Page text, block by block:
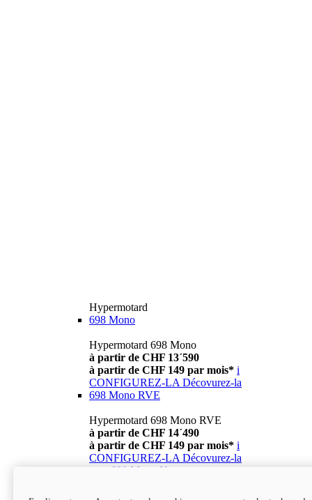
Hypermotard
698 Mono
Hypermotard 698 Mono
à partir de CHF 13´590
à partir de CHF 149 par mois* i
CONFIGUREZ-LA Décovurez-la
698 Mono RVE
Hypermotard 698 Mono RVE
à partir de CHF 14´490
à partir de CHF 149 par mois* i
CONFIGUREZ-LA Décovurez-la
698 Mono Nera
Hypermotard 698 Mono Nera